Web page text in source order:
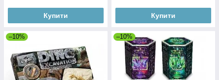
Купити Купити
–10% –10%